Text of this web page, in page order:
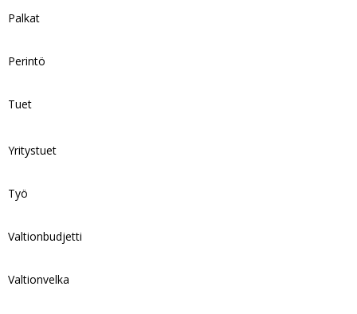
Palkat
Perintö
Tuet
Yritystuet
Työ
Valtionbudjetti
Valtionvelka